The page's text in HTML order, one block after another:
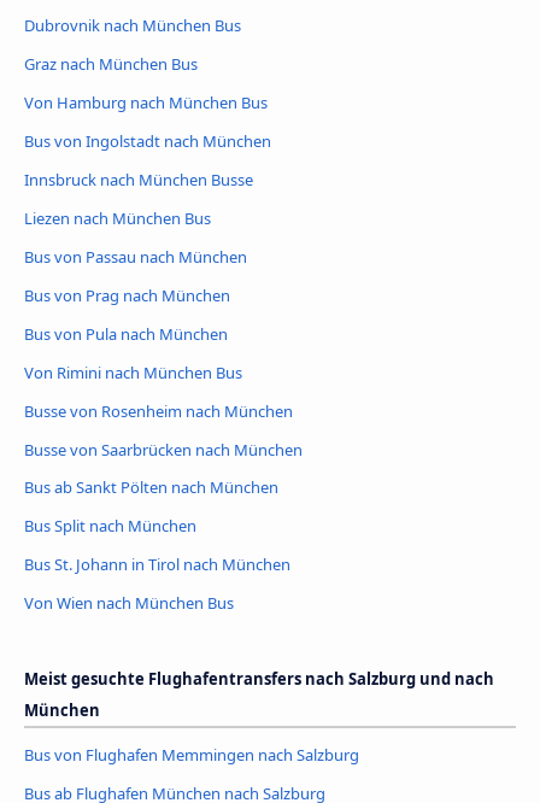
Dubrovnik nach München Bus
Graz nach München Bus
Von Hamburg nach München Bus
Bus von Ingolstadt nach München
Innsbruck nach München Busse
Liezen nach München Bus
Bus von Passau nach München
Bus von Prag nach München
Bus von Pula nach München
Von Rimini nach München Bus
Busse von Rosenheim nach München
Busse von Saarbrücken nach München
Bus ab Sankt Pölten nach München
Bus Split nach München
Bus St. Johann in Tirol nach München
Von Wien nach München Bus
Meist gesuchte Flughafentransfers nach Salzburg und nach
München
Bus von Flughafen Memmingen nach Salzburg
Bus ab Flughafen München nach Salzburg